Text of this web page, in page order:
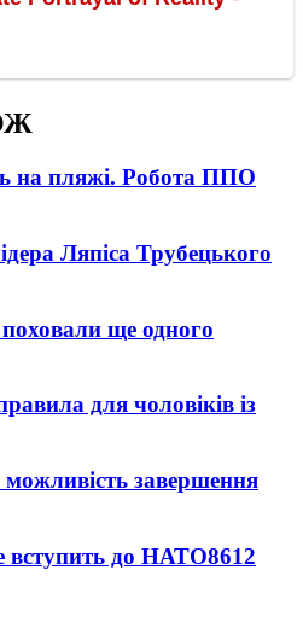
на пляжі. Робота ППО
Ляпіса Трубецького
ще одного
для чоловіків із
завершення
вступить до НАТО8612